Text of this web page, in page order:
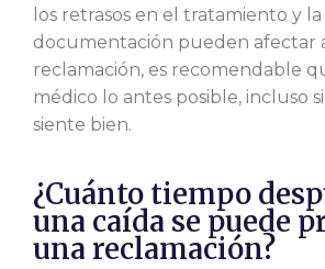
los retrasos en el tratamiento y la
documentación pueden afectar
reclamación, es recomendable
médico lo antes posible, incluso
siente bien.
¿Cuánto tiempo
una caída se puede
una reclamación?